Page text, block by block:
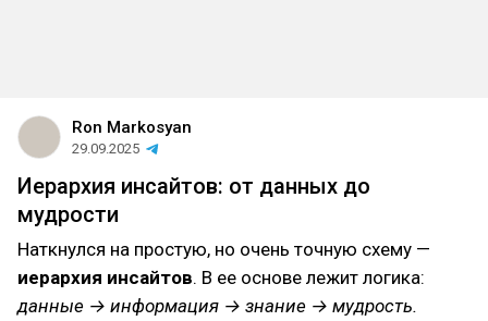
Ron Markosyan
29.09.2025
Иерархия инсайтов: от данных до
мудрости
Наткнулся на простую, но очень точную схему —
иерархия инсайтов. В ее основе лежит логика:
данные → информация → знание → мудрость.